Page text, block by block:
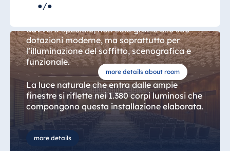
●/●
more details about room
La sala “Pechino” del Maritim Hotel
davvero speciale, non solo grazie alle sue
dotazioni moderne, ma soprattutto per
l’illuminazione del soffitto, scenografica e
funzionale.
La luce naturale che entra dalle ampie
finestre si riflette nei 1.380 corpi luminosi che
compongono questa installazione elaborata.
La sala, molto luminosa, è divisibile in tre
sezioni – due da 110 mq e una da 138 mq – e
more details